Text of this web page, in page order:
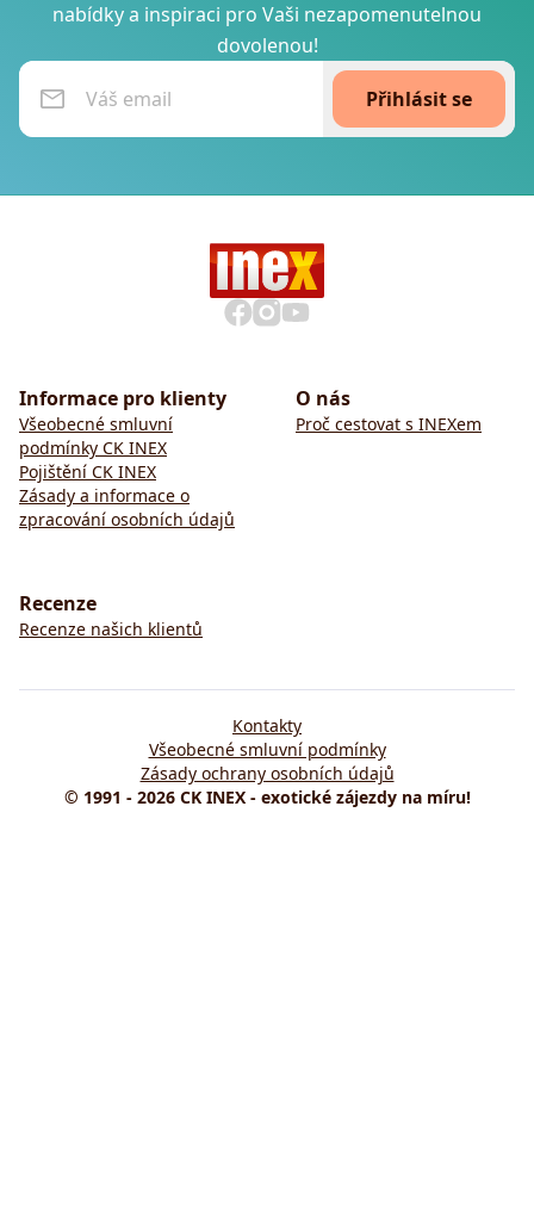
nabídky a inspiraci pro Vaši nezapomenutelnou
dovolenou!
Přihlásit se
Informace pro klienty
Všeobecné smluvní
podmínky CK INEX
Pojištění CK INEX
Zásady a informace o
zpracování osobních údajů
O nás
Proč cestovat s INEXem
Recenze
Recenze našich klientů
© 1991 - 2026 CK INEX - exotické zájezdy na míru!
Kontakty
Všeobecné smluvní podmínky
Zásady ochrany osobních údajů